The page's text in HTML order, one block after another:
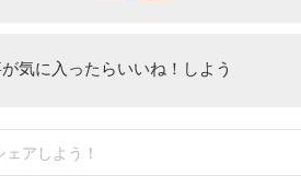
気に入ったらいいね！しよう
ェアしよう！